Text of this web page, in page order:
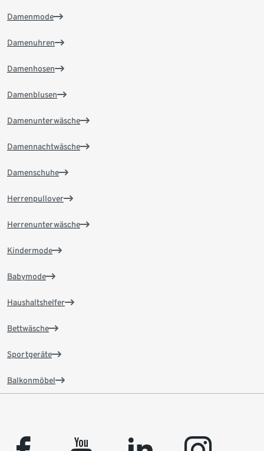
Damenmode
Damenuhren
Damenhosen
Damenblusen
Damenunterwäsche
Damennachtwäsche
Damenschuhe
Herrenpullover
Herrenunterwäsche
Kindermode
Babymode
Haushaltshelfer
Bettwäsche
Sportgeräte
Balkonmöbel